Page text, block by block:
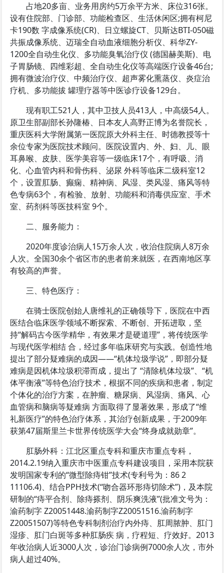
占地20多亩、业务用房约5万余平方米、床位316张。
设有住院部、门诊部、功能检查区、生活休闲区;拥有柯尼
卡190数 字成像系统(CR)、日立螺旋CT、贝斯达BTI-050磁
共振成像系统、迈瑞全自动血液细胞分析仪、科华ZY-
1200全自动生化仪、多功能臭氧治疗仪 (德国赫美斯)、电
子胃肠镜、四维彩超、全自动生化仪等高端医疗设备46台;
拥有微波治疗仪、中频治疗仪、超声雾化熏蒸仪、炎症治
疗机、多功能拔 罐理疗器等中医诊疗设备129台。
现有职工521人，其中卫技人员413人，中高级54人。
原卫生部副部长孙隆椿、日本友人高野正博为名誉院长，
重庆医科大学附属第一医院原大外科主任、时德教授等十
余位专家为医院技术顾问。医院设置内、外、妇、儿、眼
耳鼻喉、皮肤、医学美容等一级临床17个，有呼吸、消
化、心血管内科和骨伤科、泌尿 外科等临床二级科室12
个，设置肛肠、癫痫、精神病、风湿、类风湿、痛风等特
色专病63个，有检验、放射、功能科和消毒供应室、手术
室、药剂科等医技科室 9个。
二、服务能力：
2020年度诊治病人15万余人次，收治住院病人8万余
人次。全国30余个省区市的患者前来就医，在西南地区享
有较高的声誉。
三、特色医疗：
在骑士医院创始人唐维礼的正确领导下，医院在中西
医结合临床医学领域不断探索、不断创、开拓进取，坚
持“解码古今医学精华，有效果才是硬道理”，将传统医学
与现代医学相结 合，经过多年临床研究与实践。创造性地
提出了部分疑难病的成因——“机体垃圾学说”，即部分疑
难病是因机体垃圾积滞而成，提出了 “清除机体垃圾”、“机
体平衡液”等特色治疗技术，根据不同的疾病和患者，制定
个体化的治疗方案，在肿瘤、糖尿病、风湿病、痛风、心
血管病和脑病等疑难病 方面取得了显著效果，形成了“维
礼新医疗”的特色治疗体系，其治疗创新成果，于2009年
获第47届斯里兰卡世界传统医学大会“终身成就勋章”。
肛肠外科：江北区重点专科和重庆市重点专科，
2014.2.19纳入重庆市中医重点专科建设项目，采用本院获
发明国家专利的“微型除痔钳”技术(专利号为：86 2
11106.4)、结合PPH技术(“吻合器环形痔切除术”)，及本院
研制的“痔平合剂、除痔搽剂、阴乐爽洗液”(批准文号为：
渝药制字 Z20051448.渝药制字Z20051516.渝药制字
Z20051507)等特色专科制剂治疗内外痔、肛周脓肿、肛门
湿疹、肛门白斑等多种肛肠疾 病，疗程短、疗效好。2013
年收治病人近3000人次，诊治门诊病例7000余人次，市外
病人超过40%。